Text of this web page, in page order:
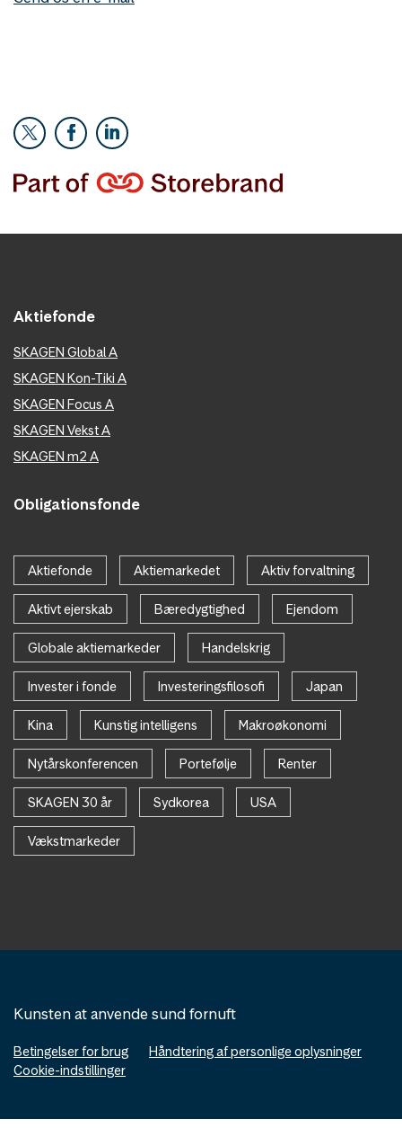
Aktiefonde
SKAGEN Global A
SKAGEN Kon-Tiki A
SKAGEN Focus A
SKAGEN Vekst A
SKAGEN m2 A
Obligationsfonde
Aktiefonde Aktiemarkedet Aktiv forvaltning
Aktivt ejerskab Bæredygtighed Ejendom
Globale aktiemarkeder Handelskrig
Invester i fonde Investeringsfilosofi Japan
Kina Kunstig intelligens Makroøkonomi
Nytårskonferencen Portefølje Renter
SKAGEN 30 år Sydkorea USA
Vækstmarkeder
Kunsten at anvende sund fornuft
Betingelser for brug
Håndtering af personlige oplysninger
Cookie-indstillinger